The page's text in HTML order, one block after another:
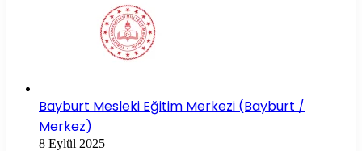
Bayburt Mesleki Eğitim Merkezi (Bayburt /
Merkez)
8 Eylül 2025